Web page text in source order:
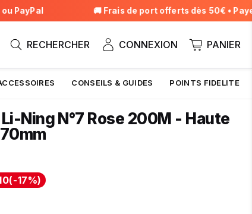
RECHERCHER CONNEXION PANIER
CONSEILS & GUIDES POINTS FIDELITE
Ning N°7 Rose 200M - Haute
(-17%)
🚚 Frais de port offerts dès 50€ • Payez